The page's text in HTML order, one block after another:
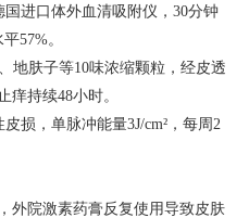
进口体外血清吸附仪，30分钟
57%。
地肤子等10味浓缩颗粒，经皮透
痒持续48小时。
损，单脉冲能量3J/cm²，每周2
外院激素药膏反复使用导致皮肤